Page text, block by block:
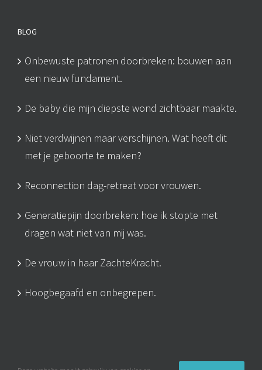
BLOG
Onbewuste patronen doorbreken: bouwen aan
een nieuw fundament.
De baby die mijn diepste wond zichtbaar maakte.
Niet verdwijnen maar verschijnen. Wat heeft dit
met je geboorte te maken?
Reconnection dag-retreat voor vrouwen.
Generatiepijn doorbreken: hoe ik stopte met
dragen wat niet van mij was.
De vrouw in haar ZachteKracht.
Hoogbegaafd en onbegrepen.